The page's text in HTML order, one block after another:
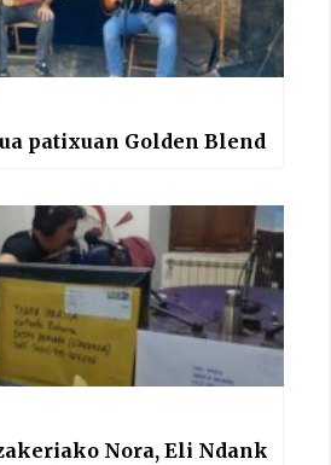
patixuan Golden Blend
Nora, Eli Ndank